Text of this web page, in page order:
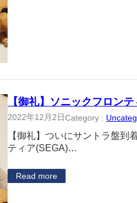
【御礼】ソニックフロン
2022年12月2日Category :
【御礼】ついにサントラ盤
ティア(SEGA)…
Read more